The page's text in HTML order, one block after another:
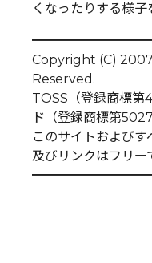
くなったりする様子
Copyright (C)
Reserved.
TOSS（登録商標第
ド（登録商標第
このサイトおよび
及びリンクはフリー